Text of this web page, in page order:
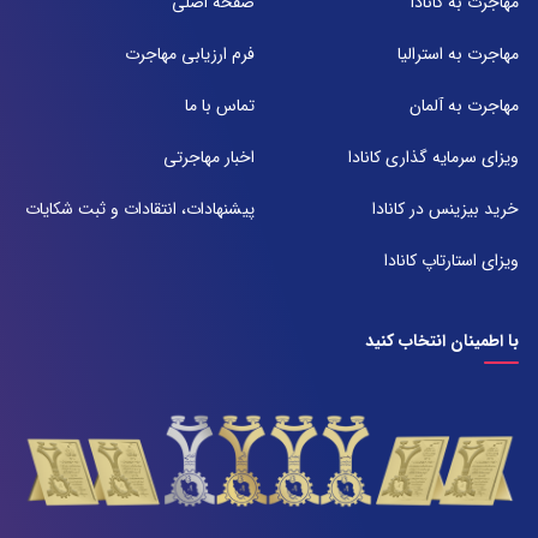
تلفن:
شعبه 2
تلفن:
مهاجرت به استرالیا
مهاجرت به آلمان
ویزای سرمایه گذاری کانادا
خرید بیزینس در کانادا
ویزای استارتاپ کانادا
فرم ارزیابی مهاجرت
تماس با ما
اخبار مهاجرتی
پیشنهادات، انتقادات و ثبت شکایات
با اطمینان انتخاب کنید